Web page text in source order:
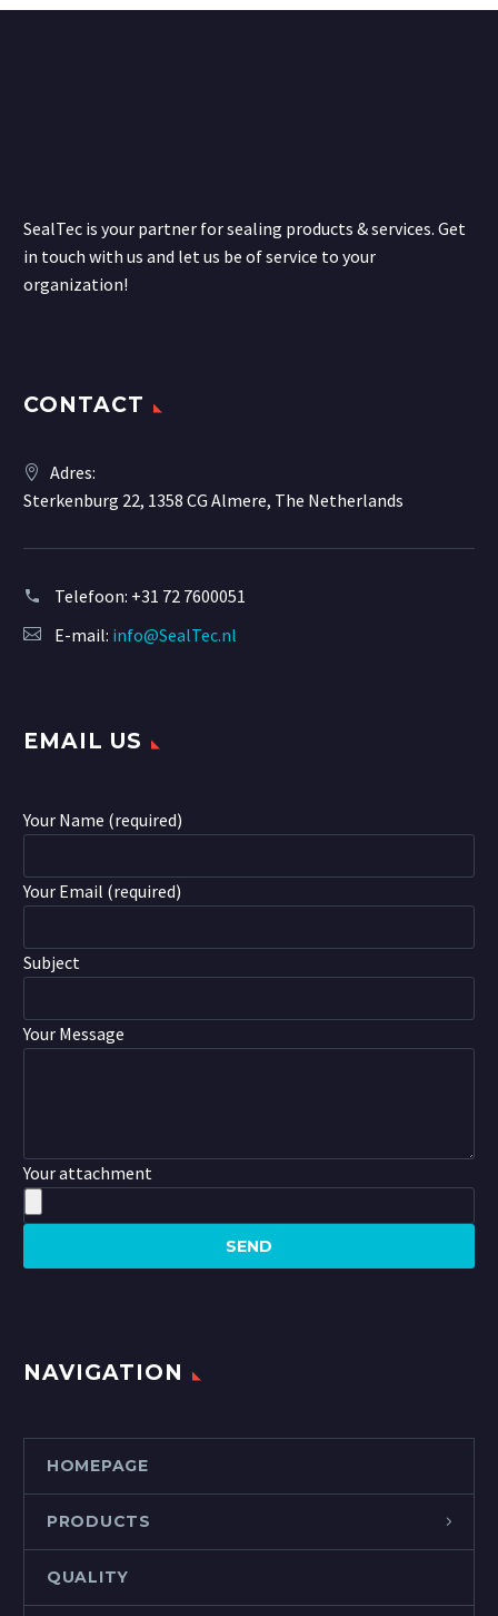
SealTec is your partner for sealing products & services. Get
in touch with us and let us be of service to your
organization!
CONTACT
Adres:
Sterkenburg 22, 1358 CG Almere, The Netherlands
Telefoon: +31 72 7600051
E-mail: info@SealTec.nl
EMAIL US
Your Name (required)
Your Email (required)
Subject
Your Message
Your attachment
NAVIGATION
HOMEPAGE
PRODUCTS
QUALITY